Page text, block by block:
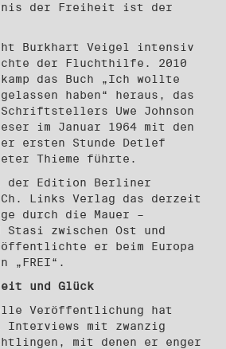
der Freiheit ist der
Burkhart Veigel intensiv
der Fluchthilfe. 2010
das Buch „Ich wollte
haben“ heraus, das
Uwe Johnson
im Januar 1964 mit den
ersten Stunde Detlef
Thieme führte.
der Edition Berliner
Links Verlag das derzeit
durch die Mauer –
zwischen Ost und
er beim Europa
„FREI“.
und Glück
Veröffentlichung hat
Interviews mit zwanzig
mit denen er enger